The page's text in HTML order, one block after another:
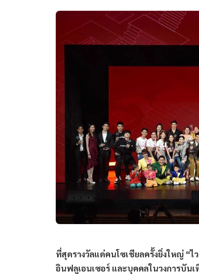
ที่สุดรางวัลแด่คนโซเชียลครั้งยิ่งใหญ่ “
อินฟลูเอนเซอร์ และบุคคลในวงการบัน